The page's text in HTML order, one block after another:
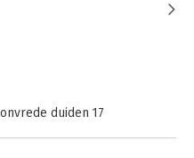
duiden 17